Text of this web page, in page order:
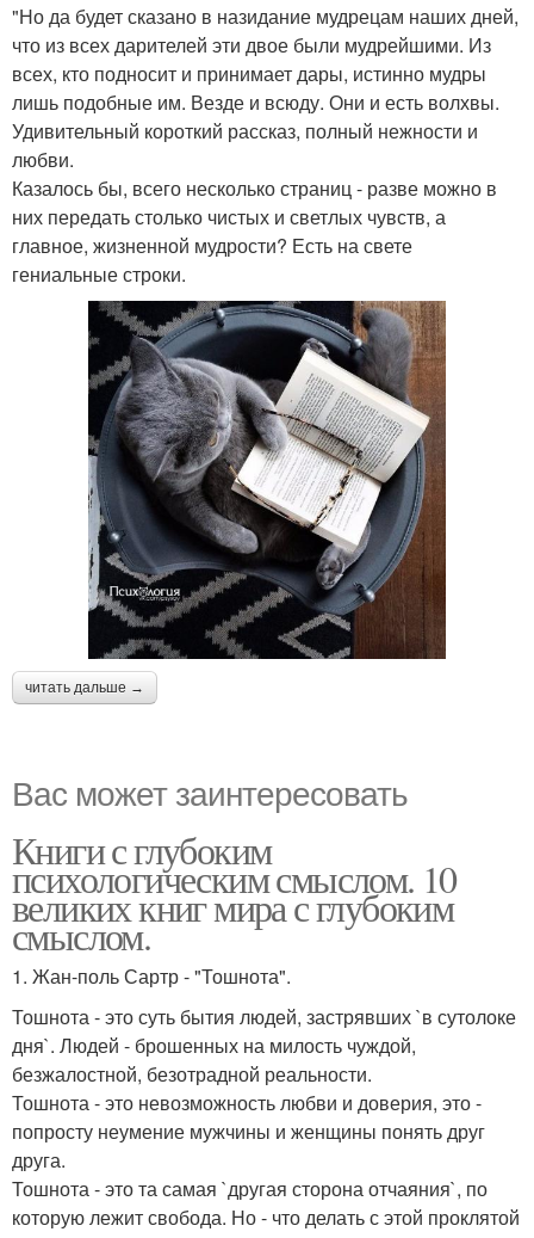
"Но да будет сказано в назидание мудрецам наших дней,
что из всех дарителей эти двое были мудрейшими. Из
всех, кто подносит и принимает дары, истинно мудры
лишь подобные им. Везде и всюду. Они и есть волхвы.
Удивительный короткий рассказ, полный нежности и
любви.
Казалось бы, всего несколько страниц - разве можно в
них передать столько чистых и светлых чувств, а
главное, жизненной мудрости? Есть на свете
гениальные строки.
читать дальше →
Вас может заинтересовать
Книги с глубоким
психологическим смыслом. 10
великих книг мира с глубоким
смыслом.
1. Жан-поль Сартр - "Тошнота".
Тошнота - это суть бытия людей, застрявших `в сутолоке
дня`. Людей - брошенных на милость чуждой,
безжалостной, безотрадной реальности.
Тошнота - это невозможность любви и доверия, это -
попросту неумение мужчины и женщины понять друг
друга.
Тошнота - это та самая `другая сторона отчаяния`, по
которую лежит свобода. Но - что делать с этой проклятой